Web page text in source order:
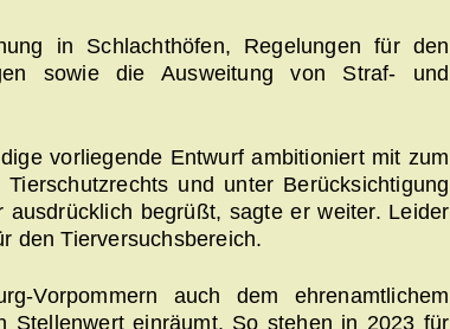
in Schlachthöfen, Regelungen für den
sowie die Ausweitung von Straf- und
vorliegende Entwurf ambitioniert mit zum
und unter Berücksichtigung
begrüßt, sagte er weiter. Leider
den Tierversuchsbereich.
Vorpommern auch dem ehrenamtlichem
Stellenwert einräumt. So stehen in 2023 für